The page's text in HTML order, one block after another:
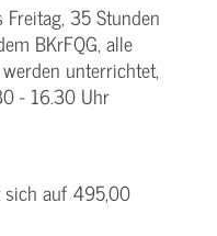
35 Stunden
BKrFQG, alle
unterrichtet,
- 16.30 Uhr
sich auf 495,00